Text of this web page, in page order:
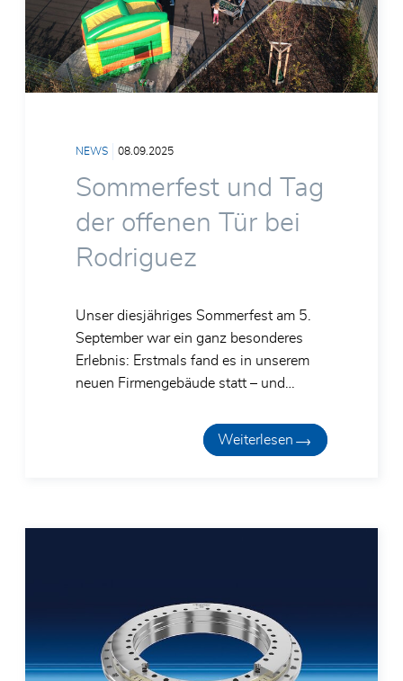
Vor- und Nachname*
Telefon*
PLZ/Ort
Straße und Hausnummer
Nachricht*
Datenschutzerklärunggelesen
und akzeptiere diese. Durch das Absenden des
Kontaktformulars stimme ich einer Übermittlung
Sommerfest und Tag
der offenen Tür bei
Rodriguez
Unser diesjähriges Sommerfest am 5.
September war ein ganz besonderes
Erlebnis: Erstmals fand es in unserem
neuen Firmengebäude statt – und…
Weiterlesen
08.09.2025
NEWS